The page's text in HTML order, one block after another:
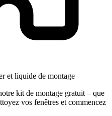
et liquide de montage
kit de montage gratuit – que
vos fenêtres et commencez